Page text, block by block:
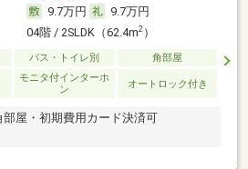
9.7万円
9.7万円
04階 / 2SLDK（62.4m2）
バス・トイレ別 角部屋
モニタ付インターホ
ン
オートロック付き
屋・初期費用カード決済可